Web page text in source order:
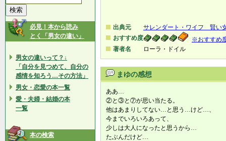
必見！本から読み
とく「男女の違い」
男女の違いって？↓
「自分を見つめて、自分の
感情を知ろう…その方法」
男女・恋愛の本一覧
愛・夫婦・結婚の本
一覧
本の検索
出典元
サレンダート・ワイフ 賢い
おすすめ度
※おすすめ
著者名
ローラ・ドイル
まゆの感想
ああ…
②と③と⑦が思い当たる。
他はあまりしてない…と思う…けど…、
今までいろいろあって、
少しは大人になったと思うから…
たぶんだけど…